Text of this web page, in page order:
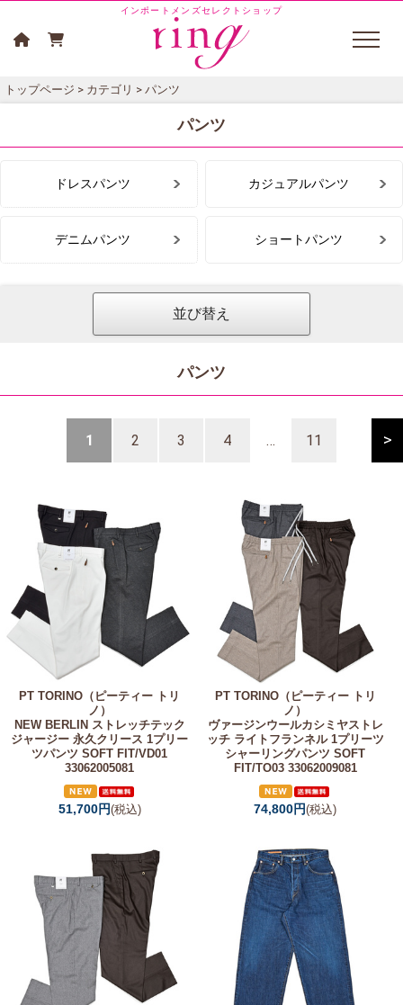
インポートメンズセレクトショップ
トップページ > カテゴリ > パンツ
パンツ
ドレスパンツ カジュアルパンツ
デニムパンツ ショートパンツ
並び替え
パンツ
>
1 2 3 4 … 11
PT TORINO（ピーティー トリ
ノ）
NEW BERLIN ストレッチテック
ジャージー 永久クリース 1プリー
ツパンツ SOFT FIT/VD01
33062005081
51,700円(税込)
PT TORINO（ピーティー トリ
ノ）
ヴァージンウールカシミヤストレ
ッチ ライトフランネル 1プリーツ
シャーリングパンツ SOFT
FIT/TO03 33062009081
74,800円(税込)